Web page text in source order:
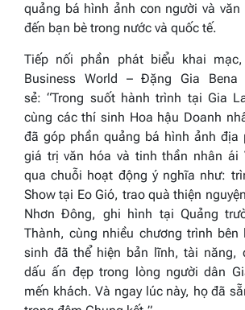
quảng bá hình ảnh con người và văn
đến bạn bè trong nước và quốc tế.
Tiếp nối phần phát biểu khai
Business World – Đặng Gia
sẻ: “Trong suốt hành trình tại Gia
cùng các thí sinh Hoa hậu Doanh
đã góp phần quảng bá hình ảnh địa
giá trị văn hóa và tinh thần nhân ái
qua chuỗi hoạt động ý nghĩa như:
Show tại Eo Gió, trao quà thiện
Nhơn Đông, ghi hình tại Quảng
Thành, cùng nhiều chương trình
sinh đã thể hiện bản lĩnh, tài năng,
dấu ấn đẹp trong lòng người dân
mến khách. Và ngay lúc này, họ đã